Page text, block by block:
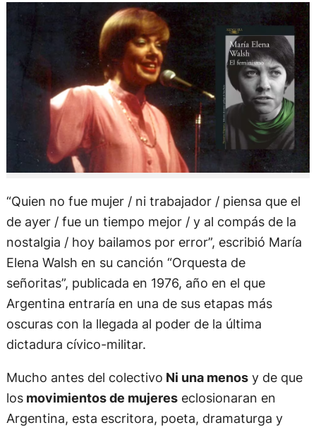
“Quien no fue mujer / ni trabajador / piensa que el
de ayer / fue un tiempo mejor / y al compás de la
nostalgia / hoy bailamos por error”, escribió María
Elena Walsh en su canción “Orquesta de
señoritas”, publicada en 1976, año en el que
Argentina entraría en una de sus etapas más
oscuras con la llegada al poder de la última
dictadura cívico-militar.
Mucho antes del colectivo Ni una menosy de que
losmovimientos de mujereseclosionaran en
Argentina, esta escritora, poeta, dramaturga y